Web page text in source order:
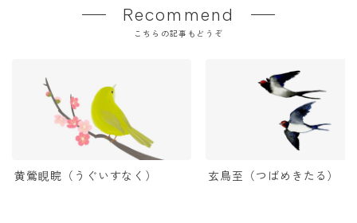
Recommend
こちらの記事もどうぞ
黄鶯睍睆（うぐいすなく） 玄鳥至（つばめきたる）